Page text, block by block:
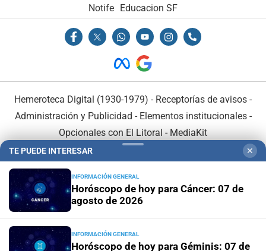
Notife Educacion SF
Hemeroteca Digital (1930-1979) - Receptorías de avisos -
Administración y Publicidad - Elementos institucionales-
Opcionales con El Litoral - MediaKit
En Asociación con:
TE PUEDE INTERESAR ✕
INFORMACIÓN GENERAL
Horóscopo de hoy para Cáncer: 07 de
agosto de 2026
INFORMACIÓN GENERAL
Horóscopo de hoy para Géminis: 07 de